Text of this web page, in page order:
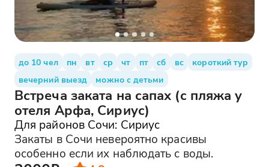
до 10 чел пн вт ср чт пт сб вс
короткий тур
вечерний выезд
можно с детьми
Встреча заката на сапах (с пляжа у
отеля Арфа, Сириус)
Для районов Сочи: Сириус
Закаты в Сочи невероятно красивы
особенно если их наблюдать с воды.